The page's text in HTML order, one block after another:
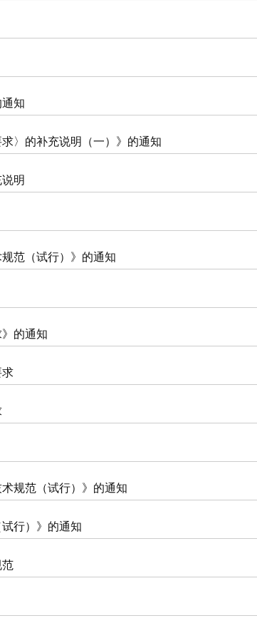
知
〉的补充说明（一）》的通知
明
范（试行）》的通知
的通知
求
规范（试行）》的通知
行）》的通知
范